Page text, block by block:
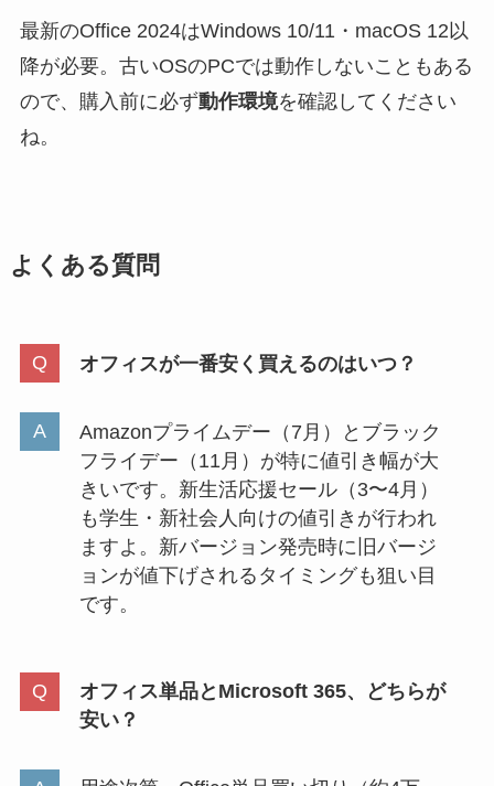
最新のOffice 2024はWindows 10/11・macOS 12以
降が必要。古いOSのPCでは動作しないこともある
ので、購入前に必ず動作環境を確認してください
ね。
よくある質問
オフィスが一番安く買えるのはいつ？
Amazonプライムデー（7月）とブラック
フライデー（11月）が特に値引き幅が大
きいです。新生活応援セール（3〜4月）
も学生・新社会人向けの値引きが行われ
ますよ。新バージョン発売時に旧バージ
ョンが値下げされるタイミングも狙い目
です。
オフィス単品とMicrosoft 365、どちらが
安い？